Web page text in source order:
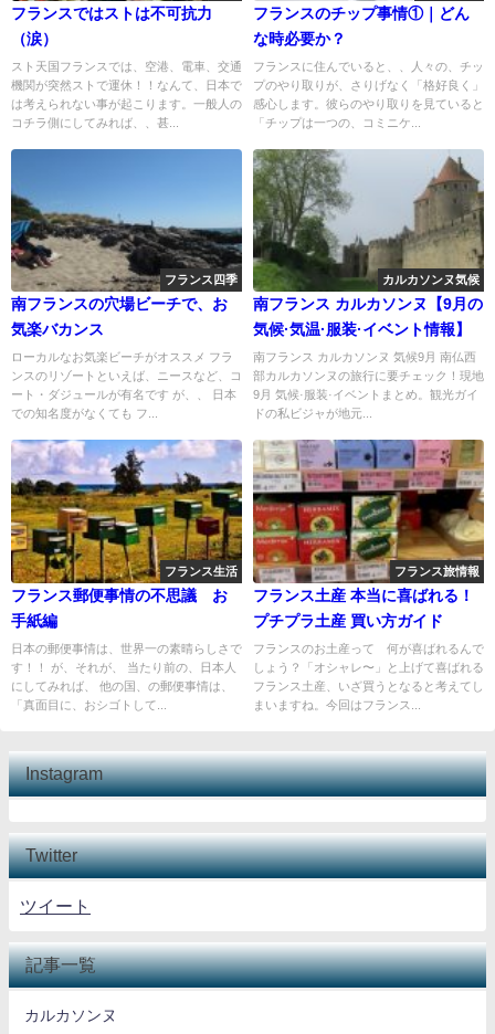
フランスではストは不可抗力
（涙）
スト天国フランスでは、空港、電車、交通
機関が突然ストで運休！！なんて、日本で
は考えられない事が起こります。一般人の
コチラ側にしてみれば、、甚...
フランスのチップ事情①｜どん
な時必要か？
フランスに住んでいると、、人々の、チッ
プのやり取りが、さりげなく「格好良く」
感心します。彼らのやり取りを見ていると
「チップは一つの、コミニケ...
フランス四季
南フランスの穴場ビーチで、お
気楽バカンス
ローカルなお気楽ビーチがオススメ フラ
ンスのリゾートといえば、ニースなど、コ
ート・ダジュールが有名です が、、 日本
での知名度がなくても フ...
カルカソンヌ気候
南フランス カルカソンヌ【9月の
気候·気温·服装·イベント情報】
南フランス カルカソンヌ 気候9月 南仏西
部カルカソンヌの旅行に要チェック！現地
9月 気候·服装·イベントまとめ。観光ガイ
ドの私ビジャが地元...
フランス生活
フランス郵便事情の不思議 お
手紙編
日本の郵便事情は、世界一の素晴らしさで
す！！ が、それが、 当たり前の、日本人
にしてみれば、 他の国、の郵便事情は、
「真面目に、おシゴトして...
フランス旅情報
フランス土産 本当に喜ばれる！
プチプラ土産 買い方ガイド
フランスのお土産って 何が喜ばれるんで
しょう？「オシャレ〜」と上げて喜ばれる
フランス土産、いざ買うとなると考えてし
まいますね。今回はフランス...
Instagram
Twitter
ツイート
記事一覧
カルカソンヌ